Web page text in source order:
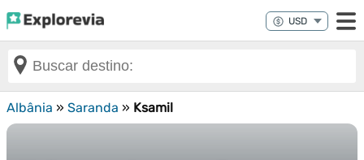
Albânia » Saranda » Ksamil